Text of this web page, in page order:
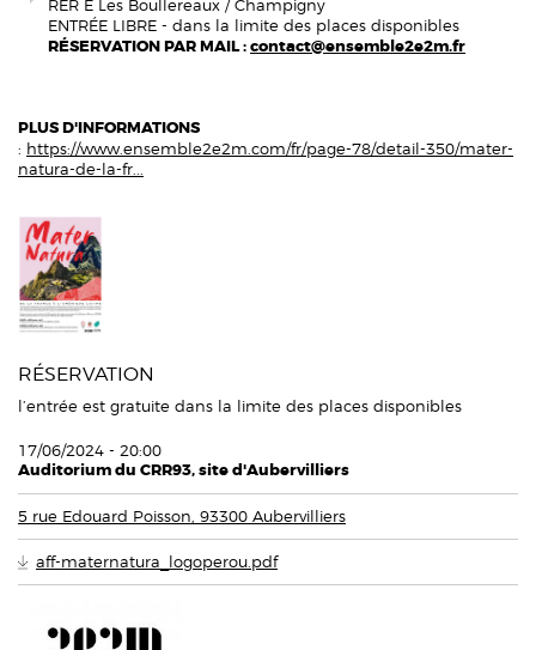
RER E Les Boullereaux / Champigny
ENTRÉE LIBRE - dans la limite des places disponibles
RÉSERVATION PAR MAIL :contact@ensemble2e2m.fr
PLUS D'INFORMATIONS
: https://www.ensemble2e2m.com/fr/page-78/detail-350/mater-
natura-de-la-fr...
RÉSERVATION
l’entrée est gratuite dans la limite des places disponibles
17/06/2024 - 20:00
Auditorium du CRR93, site d'Aubervilliers
5 rue Edouard Poisson, 93300 Aubervilliers
aff-maternatura_logoperou.pdf